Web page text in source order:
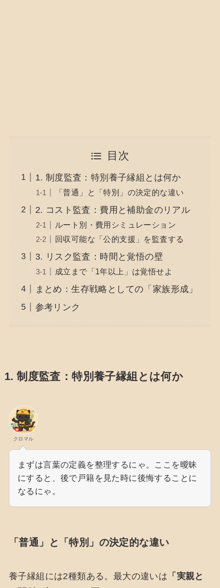
目次
1. 制度監査：特別養子縁組とは何か
「普通」と「特別」の決定的な違い
2. コスト監査：費用と補助金のリアル
ルート別・費用シミュレーション
回収可能な「公的支援」を監査する
3. リスク監査：時間と覚悟の壁
成立まで「1年以上」は覚悟せよ
まとめ：生存戦略としての「家族形成」
参考リンク
1. 制度監査：特別養子縁組とは何か
クロマル
まずは言葉の定義を整理するにゃ。ここを曖昧
にすると、後で戸籍を見た時に後悔することに
なるにゃ。
「普通」と「特別」の決定的な違い
養子縁組には2種類ある。最大の違いは 「実親と